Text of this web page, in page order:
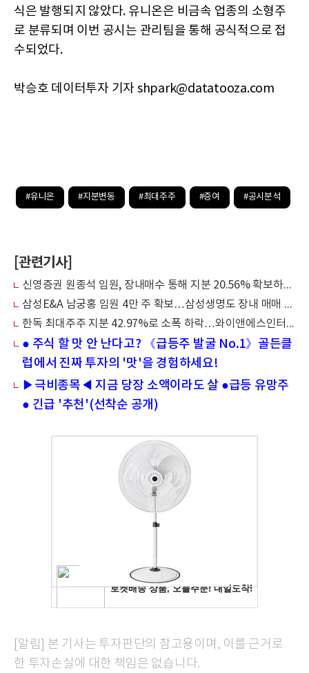
식은 발행되지 않았다. 유니온은 비금속 업종의 소형주
로 분류되며 이번 공시는 관리팀을 통해 공식적으로 접
수되었다.
박승호 데이터투자 기자 shpark@datatooza.com
#유니온 #지분변동 #최대주주 #증여 #공시분석
[관련기사]
신영증권 원종석 임원, 장내매수 통해 지분 20.56% 확보하며 지배력 강화
삼성E&A 남궁홍 임원 4만 주 확보…삼성생명도 장내 매매 가세
한독 최대주주 지분 42.97%로 소폭 하락…와이앤에스인터내셔날 5만 6676주 추가 확보
● 주식 할 맛 안 난다고? 《급등주 발굴 No.1》골든클
럽에서 진짜 투자의 '맛'을 경험하세요!
▶극비종목◀ 지금 당장 소액이라도 살 ●급등 유망주
● 긴급 '추천'(선착순 공개)
[알림] 본 기사는 투자판단의 참고용이며, 이를 근거로
한 투자손실에 대한 책임은 없습니다.